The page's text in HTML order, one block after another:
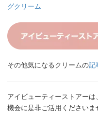
グクリーム
その他気になるクリームの記
アイビューティーストアー
機会に是非ご活用くださいま